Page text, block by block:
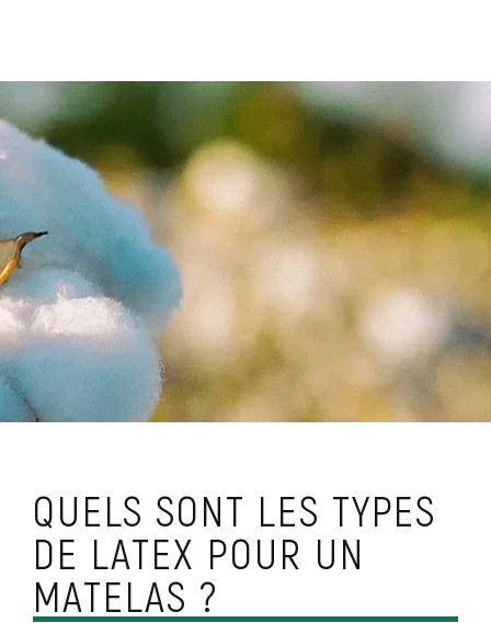
QUELS SONT LES TYPES
DE LATEX POUR UN
MATELAS ?